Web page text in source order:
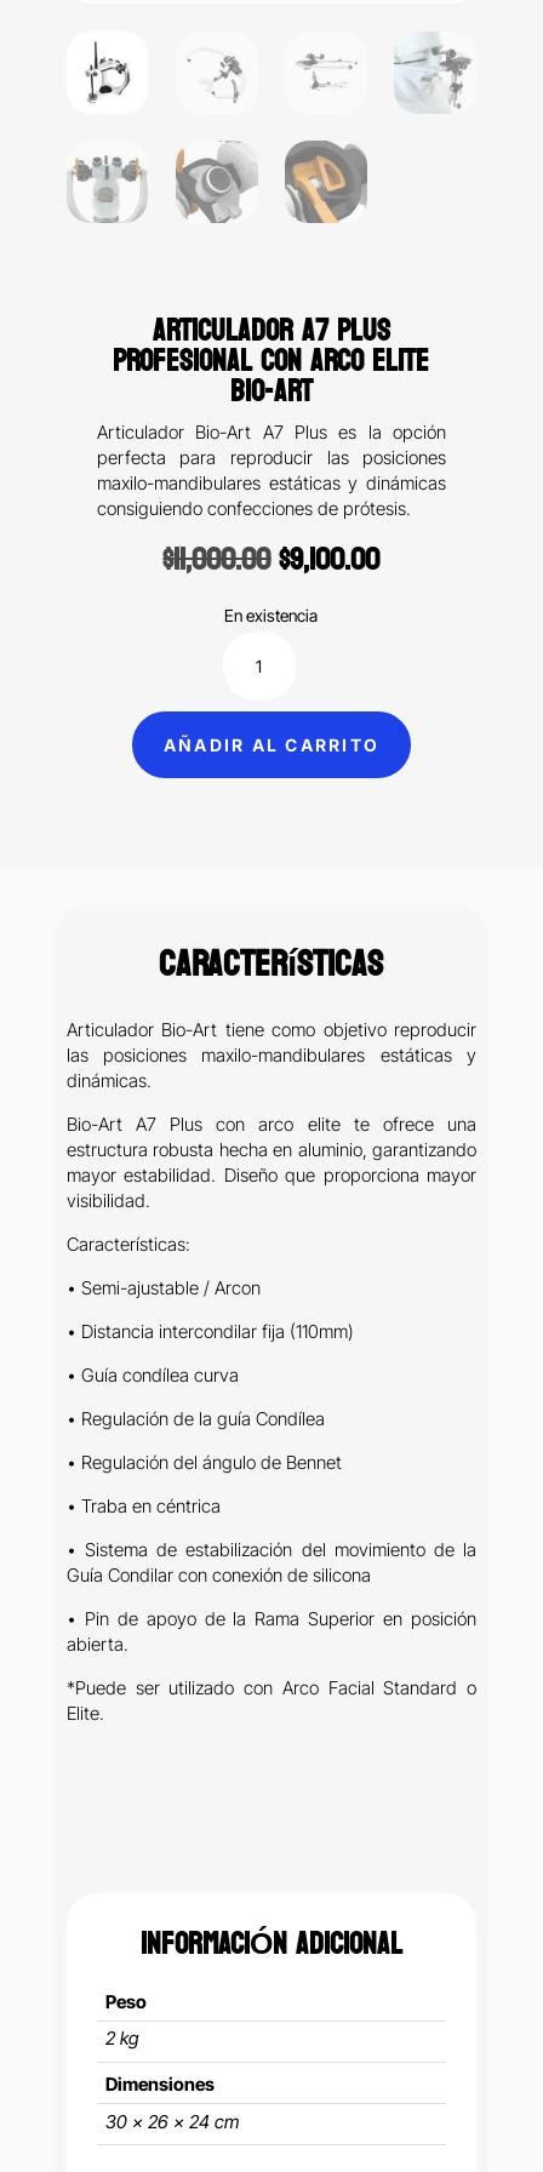
ARTICULADOR A7 PLUS
PROFESIONAL CON ARCO ELITE
BIO-ART
Articulador Bio-Art A7 Plus es la opción
perfecta para reproducir las posiciones
maxilo-mandibulares estáticas y dinámicas
consiguiendo confecciones de prótesis.
$11,000.00Original
price
was:
$9,100.00Current
En existencia
Plus
profesional
con
cantidad
AÑADIR AL CARRITO
Características
Articulador Bio-Art tiene como objetivo reproducir
las posiciones maxilo-mandibulares estáticas y
dinámicas.
Bio-Art A7 Plus con arco elite te ofrece una
estructura robusta hecha en aluminio, garantizando
mayor estabilidad. Diseño que proporciona mayor
visibilidad.
Características:
• Semi-ajustable / Arcon
• Distancia intercondilar fija (110mm)
• Guía condílea curva
• Regulación de la guía Condílea
• Regulación del ángulo de Bennet
• Traba en céntrica
• Sistema de estabilización del movimiento de la
Guía Condilar con conexión de silicona
• Pin de apoyo de la Rama Superior en posición
abierta.
*Puede ser utilizado con Arco Facial Standard o
Elite.
INFORMACIÓN ADICIONAL
Peso
2 kg
Dimensiones
30 × 26 × 24 cm